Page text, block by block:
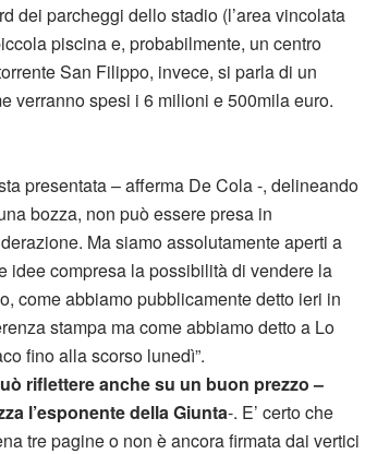
dei parcheggi dello stadio (l’area vincolata
piscina e, probabilmente, un centro
San Filippo, invece, si parla di un
verranno spesi i 6 milioni e 500mila euro.
presentata – afferma De Cola -, delineando
bozza, non può essere presa in
Ma siamo assolutamente aperti a
idee compresa la possibilità di vendere la
come abbiamo pubblicamente detto ieri in
stampa ma come abbiamo detto a Lo
fino alla scorso lunedì”.
riflettere anche su un buon prezzo –
l’esponente della Giunta-. E’ certo che
tre pagine o non è ancora firmata dai vertici